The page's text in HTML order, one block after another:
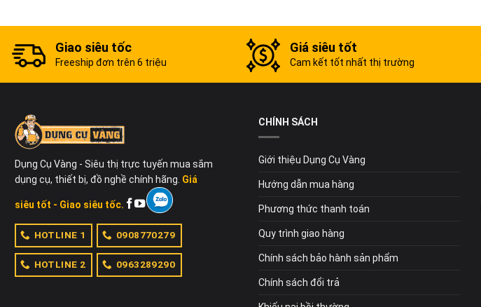
Giao siêu tốc
Freeship đơn trên 6 triệu
Giá siêu tốt
Cam kết tốt nhất thị trường
Dụng Cụ Vàng - Siêu thị trực tuyến mua sắm
dụng cụ, thiết bị, đồ nghề chính hãng. Giá
siêu tốt - Giao siêu tốc.
HOTLINE 1 0908770279
HOTLINE 2 0963289290
CHÍNH SÁCH
Giới thiệu Dụng Cụ Vàng
Hướng dẫn mua hàng
Phương thức thanh toán
Quy trình giao hàng
Chính sách bảo hành sản phẩm
Chính sách đổi trả